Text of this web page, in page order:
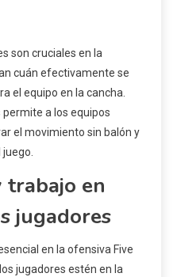
son cruciales en la
cuán efectivamente se
el equipo en la cancha.
a los equipos
el movimiento sin balón y
trabajo en
jugadores
en la ofensiva Five
jugadores estén en la